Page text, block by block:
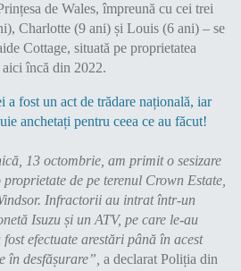
de Wales, împreună cu cei trei
Charlotte (9 ani) și Louis (6 ani) – se
Cottage, situată pe proprietatea
încă din 2022.
fost un act de trădare națională, iar
anchetați pentru ceea ce au făcut!
13 octombrie, am primit o sesizare
de pe terenul Crown Estate,
Infractorii au intrat într-un
Isuzu și un ATV, pe care le-au
efectuate arestări până în acest
în desfășurare”, a declarat Poliția din